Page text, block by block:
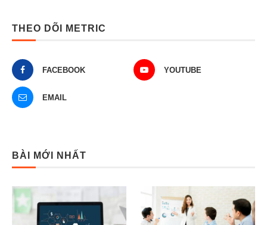
THEO DÕI METRIC
FACEBOOK YOUTUBE
EMAIL
BÀI MỚI NHẤT